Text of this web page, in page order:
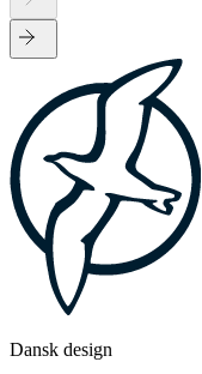
Dansk design